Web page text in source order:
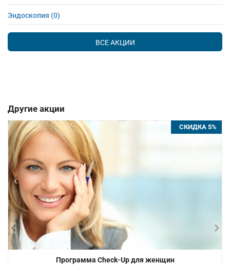
Эндоскопия (0)
ВСЕ АКЦИИ
Другие акции
СКИДКА 5%
Программа Check-Up для женщин